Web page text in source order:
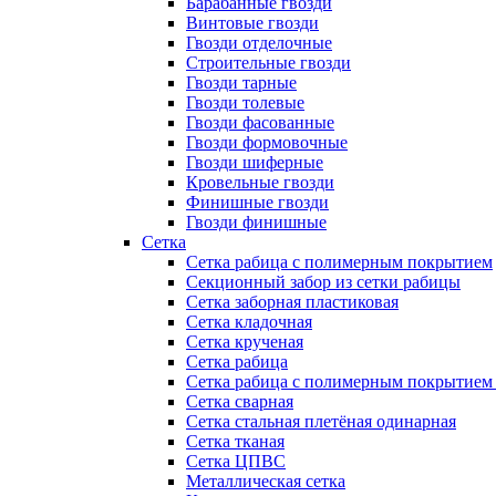
Винтовые гвозди
Гвозди отделочные
Строительные гвозди
Гвозди тарные
Гвозди толевые
Гвозди фасованные
Гвозди формовочные
Гвозди шиферные
Кровельные гвозди
Финишные гвозди
Гвозди финишные
Сетка
Сетка рабица с полимерным покрытием
Секционный забор из сетки рабицы
Сетка заборная пластиковая
Сетка кладочная
Сетка крученая
Сетка рабица
Сетка рабица с полимерным покрытием
Сетка сварная
Сетка стальная плетёная одинарная
Сетка тканая
Сетка ЦПВС
Металлическая сетка